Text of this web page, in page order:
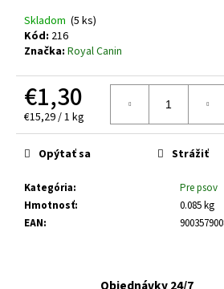
Skladom (5 ks)
Kód: 216
Značka: Royal Canin
€1,30
Jednotková
cena:
€15,29 / 1 kg
Kategória:
Pre psov
Hmotnosť:
0.085 kg
EAN:
Opýtať sa Strážiť
Objednávky 24/7
O
d
p
o
ú
a